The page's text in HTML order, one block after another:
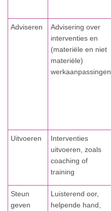
Adviseren
Advisering over
interventies en
(materiële en niet
materiële)
werkaanpassingen
Uitvoeren
Interventies
uitvoeren, zoals
coaching of
training
Steun
geven
Luisterend oor,
helpende hand,